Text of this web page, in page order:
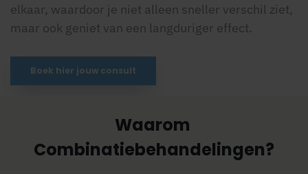
elkaar, waardoor je niet alleen sneller verschil ziet,
maar ook geniet van een langduriger effect.
Boek hier jouw consult
Waarom
Combinatiebehandelingen?